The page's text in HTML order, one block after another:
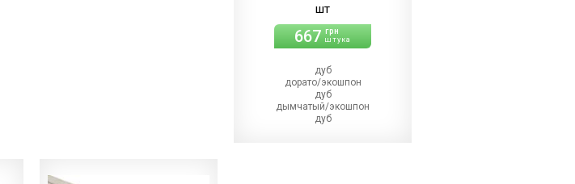
шт
667 грн
штука
дуб
дорато/экошпон
дуб
дымчатый/экошпон
дуб